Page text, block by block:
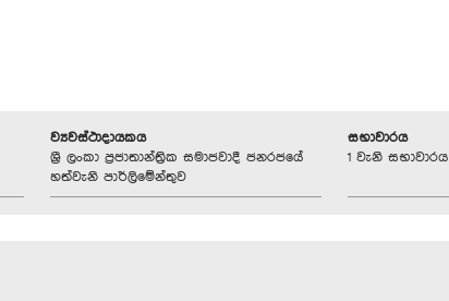
ව්‍යවස්ථාදායකය
ශ්‍රී ලංකා ප්‍රජාතාන්ත්‍රික සමාජවාදී ජනරජයේ
හත්වැනි පාර්ලිමේන්තුව
සභාවාරය
1 වැනි සභාවාරය